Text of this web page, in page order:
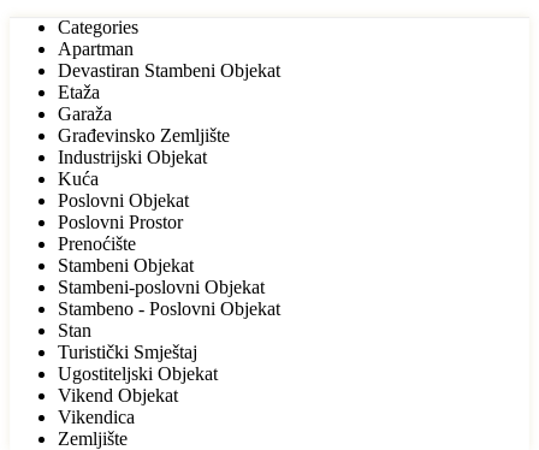
Categories
Apartman
Devastiran Stambeni Objekat
Etaža
Garaža
Građevinsko Zemljište
Industrijski Objekat
Kuća
Poslovni Objekat
Poslovni Prostor
Prenoćište
Stambeni Objekat
Stambeni-poslovni Objekat
Stambeno - Poslovni Objekat
Stan
Turistički Smještaj
Ugostiteljski Objekat
Vikend Objekat
Vikendica
Zemljište